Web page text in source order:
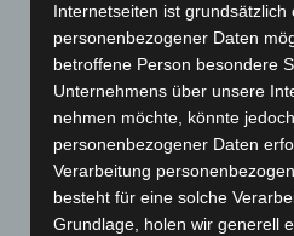
+++
Internetseiten ist grundsätzlich
personenbezogener Daten
betroffene Person besondere
Unternehmens über unsere
nehmen möchte, könnte
personenbezogener Daten
Verarbeitung
besteht für eine solche
Grundlage, holen wir generell